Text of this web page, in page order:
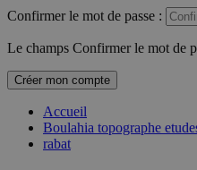
Confirmer le mot de passe :
Le champs Confirmer le mot de
Créer mon compte
Accueil
Boulahia topographe
rabat